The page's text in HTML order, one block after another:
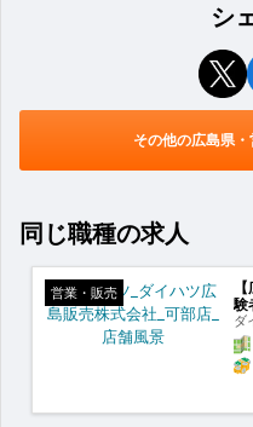
シ
その他の広島県
同じ職種の求人
営業・販売
験
ダ